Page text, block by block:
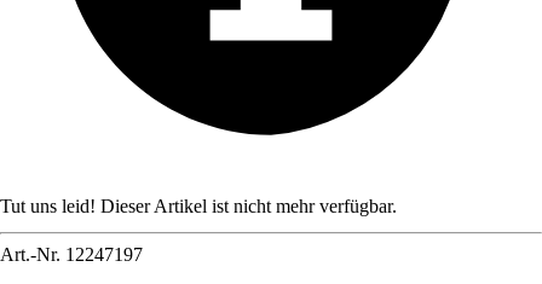
Tut uns leid! Dieser Artikel ist nicht mehr verfügbar.
Art.-Nr. 12247197